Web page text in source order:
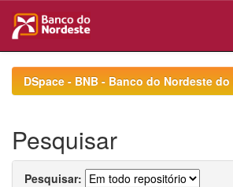
navigationDSpace - BNB - Banco do Nordeste
Pesquisar
Pesquisar: